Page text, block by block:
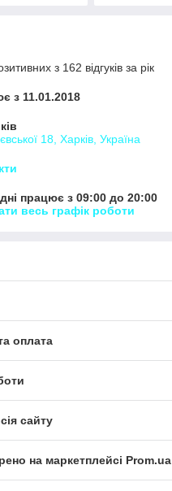
з 162 відгуків за рік
з 11.01.2018
18, Харків, Україна
працює з 09:00 до 20:00
весь графік роботи
оплата
сайту
на маркетплейсі Prom.ua